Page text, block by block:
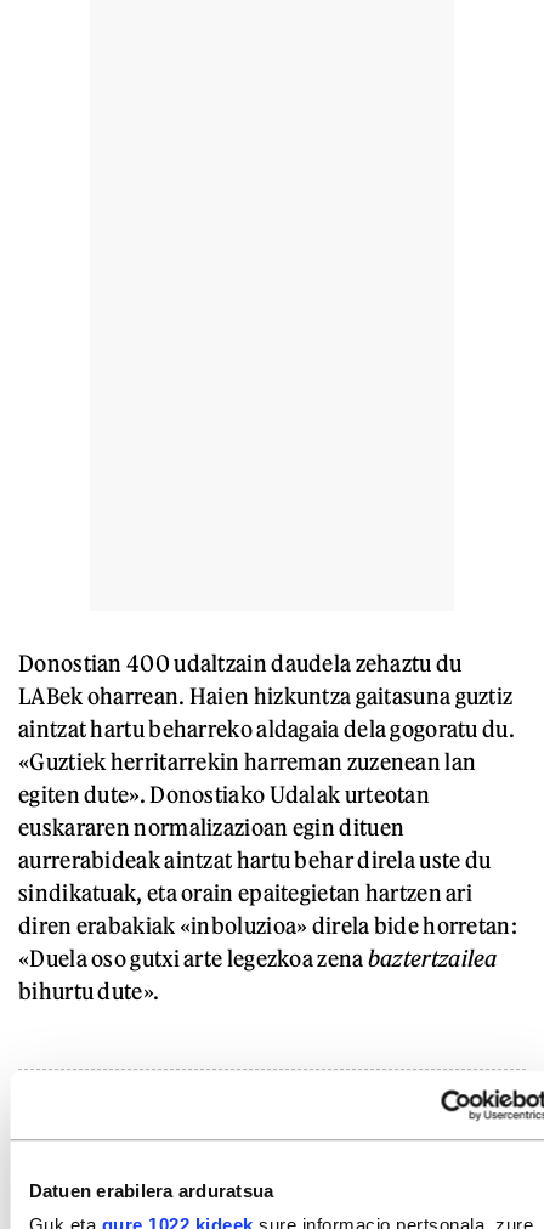
Datuen erabilera arduratsua
Donostian 400 udaltzain daudela zehaztu du
LABek oharrean. Haien hizkuntza gaitasuna guztiz
aintzat hartu beharreko aldagaia dela gogoratu du.
«Guztiek herritarrekin harreman zuzenean lan
egiten dute». Donostiako Udalak urteotan
euskararen normalizazioan egin dituen
aurrerabideak aintzat hartu behar direla uste du
sindikatuak, eta orain epaitegietan hartzen ari
diren erabakiak «inboluzioa» direla bide horretan:
«Duela oso gutxi arte legezkoa zenabaztertzailea
bihurtu dute».